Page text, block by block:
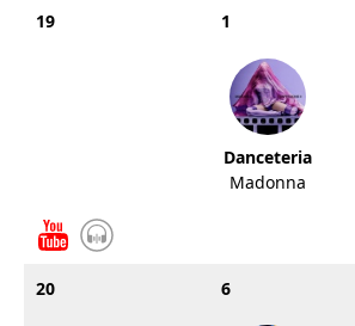
19 1
Danceteria
Madonna
20 6